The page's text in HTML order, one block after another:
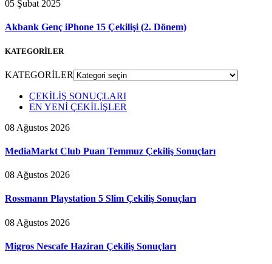
05 Şubat 2025
Akbank Genç iPhone 15 Çekilişi (2. Dönem)
KATEGORİLER
KATEGORİLER
ÇEKİLİŞ SONUÇLARI
EN YENİ ÇEKİLİŞLER
08 Ağustos 2026
MediaMarkt Club Puan Temmuz Çekiliş Sonuçları
08 Ağustos 2026
Rossmann Playstation 5 Slim Çekiliş Sonuçları
08 Ağustos 2026
Migros Nescafe Haziran Çekiliş Sonuçları